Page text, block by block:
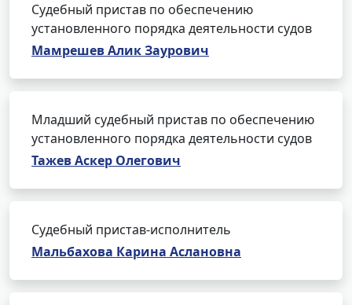
Судебный пристав по обеспечению
установленного порядка деятельности судов
Мамрешев Алик Заурович
Младший судебный пристав по обеспечению
установленного порядка деятельности судов
Тажев Аскер Олегович
Судебный пристав-исполнитель
Мальбахова Карина Аслановна